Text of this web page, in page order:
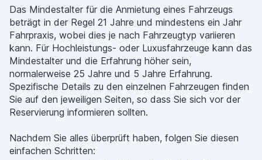
Das Mindestalter für die Anmietung eines Fahrzeugs
beträgt in der Regel 21 Jahre und mindestens ein Jahr
Fahrpraxis, wobei dies je nach Fahrzeugtyp variieren
kann. Für Hochleistungs- oder Luxusfahrzeuge kann das
Mindestalter und die Erfahrung höher sein,
normalerweise 25 Jahre und 5 Jahre Erfahrung.
Spezifische Details zu den einzelnen Fahrzeugen finden
Sie auf den jeweiligen Seiten, so dass Sie sich vor der
Reservierung informieren sollten.
Nachdem Sie alles überprüft haben, folgen Sie diesen
einfachen Schritten: